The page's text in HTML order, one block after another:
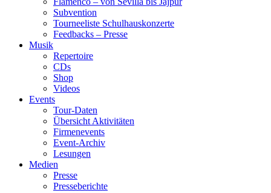
Subvention
Tourneeliste Schulhauskonzerte
Feedbacks – Presse
Musik
Repertoire
CDs
Shop
Videos
Events
Tour-Daten
Übersicht Aktivitäten
Firmenevents
Event-Archiv
Lesungen
Medien
Presse
Presseberichte